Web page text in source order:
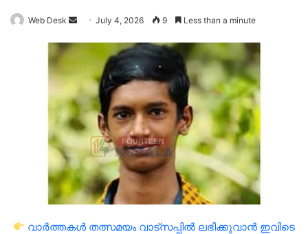
Web Desk
Send
email
July 4, 2026 9 Less than a minute
വാർത്തകൾ തത്സമയം വാട്സപ്പിൽ ലഭിക്കുവാൻ ഇവിടെ